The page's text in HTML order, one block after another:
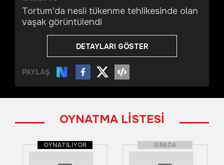
Tortum'da nesli tükenme tehlikesinde olan
vaşak görüntülendi
DETAYLARI GÖSTER
PAYLAŞ
OYNATMA LİSTESİ
OYNATILIYOR SIRADA